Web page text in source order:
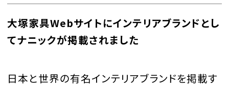
大塚家具Webサイトにインテリアブランドとし
てナニックが掲載されました
日本と世界の有名インテリアブランドを掲載す